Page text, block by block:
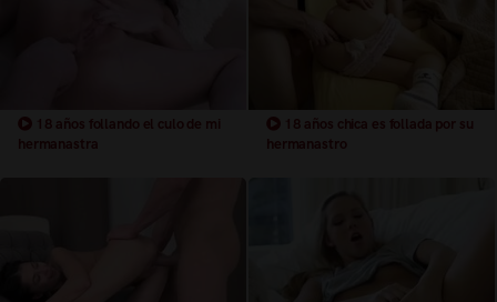
18 años follando el culo de mi
hermanastra
18 años chica es follada por su
hermanastro